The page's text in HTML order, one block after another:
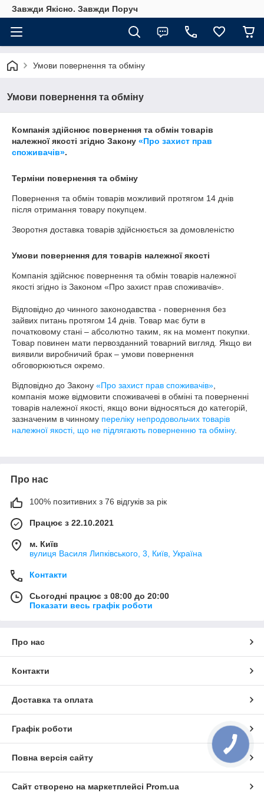
Завжди Якісно. Завжди Поруч
Умови повернення та обміну
Умови повернення та обміну
Компанія здійснює повернення та обмін товарів
належної якості згідно Закону «Про захист прав
споживачів».
Терміни повернення та обміну
Повернення та обмін товарів можливий протягом 14 днів
після отримання товару покупцем.
Зворотня доставка товарів здійснюється за домовленістю
Умови повернення для товарів належної якості
Компанія здійснює повернення та обмін товарів належної
якості згідно із Законом «Про захист прав споживачів».
Відповідно до чинного законодавства - повернення без
зайвих питань протягом 14 днів. Товар має бути в
початковому стані – абсолютно таким, як на момент покупки.
Товар повинен мати первозданний товарний вигляд. Якщо ви
виявили виробничий брак – умови повернення
обговорюються окремо.
Відповідно до Закону «Про захист прав споживачів»
компанія може відмовити споживачеві в обміні та поверненні
товарів належної якості, якщо вони відносяться до категорій,
зазначеним в чинному переліку непродовольчих товарів
належної якості, що не підлягають поверненню та обміну.
Про нас
100% позитивних з 76 відгуків за рік
Працює з 22.10.2021
м. Київ
вулиця Василя Липківського, 3, Київ, Україна
Контакти
Сьогодні працює з 08:00 до 20:00
Показати весь графік роботи
Про нас
Контакти
Доставка та оплата
Графік роботи
Повна версія сайту
Сайт створено на маркетплейсі Prom.ua